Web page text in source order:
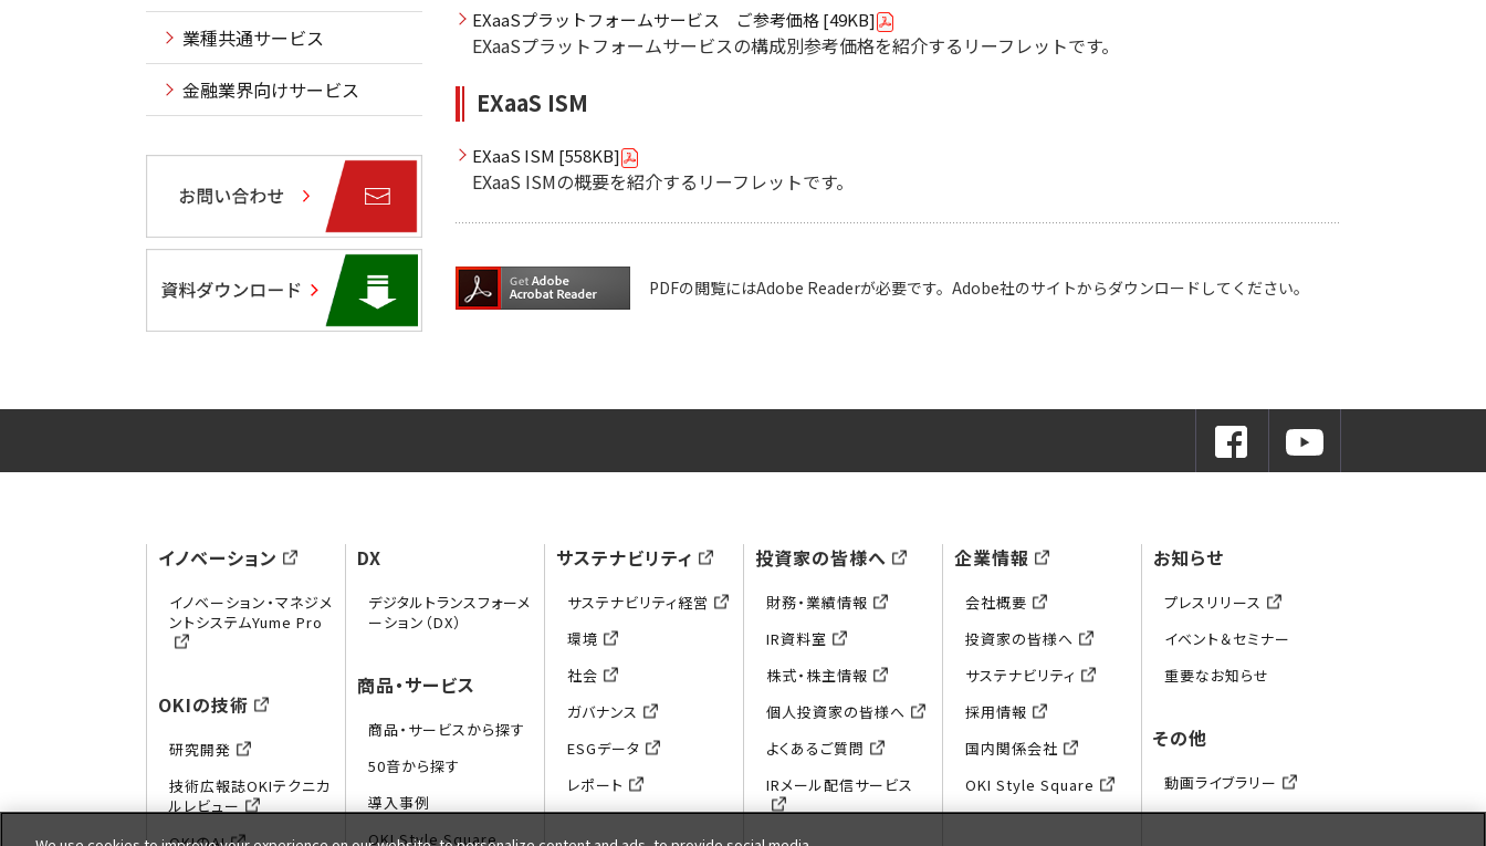
EXaaSプラットフォームサービス ご参考価格 [49KB]
EXaaSプラットフォームサービスの構成別参考価格を紹介するリーフレットです。
EXaaS ISM
EXaaS ISM [558KB]
EXaaS ISMの概要を紹介するリーフレットです。
PDFの閲覧にはAdobe Readerが必要です。Adobe社のサイトからダウンロードしてください。
業種共通サービス
金融業界向けサービス
イノベーション
イノベーション・マネジメ
ントシステムYume Pro
OKIの技術
研究開発
技術広報誌OKIテクニカ
ルレビュー
DX
デジタルトランスフォーメ
ーション（DX）
商品・サービス
商品・サービスから探す
50音から探す
導入事例
OKI Style Square
サステナビリティ
サステナビリティ経営
環境
社会
ガバナンス
ESGデータ
レポート
投資家の皆様へ
財務・業績情報
IR資料室
株式・株主情報
個人投資家の皆様へ
よくあるご質問
IRメール配信サービス
企業情報
会社概要
投資家の皆様へ
サステナビリティ
採用情報
国内関係会社
OKI Style Square
お知らせ
プレスリリース
イベント＆セミナー
重要なお知らせ
その他
動画ライブラリー